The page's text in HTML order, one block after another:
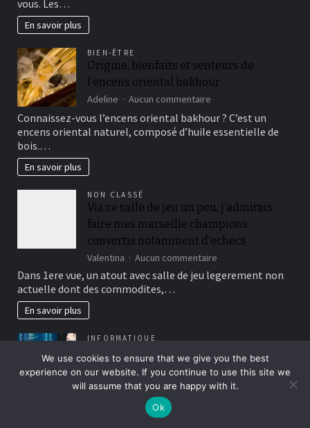
vous. Les…
En savoir plus
BIEN-ÊTRE
Origine, bienfaits et senteurs de
l’encens oriental bakhour
Adeline Aucun commentaire
bienfaits
et
Connaissez-vous l’encens oriental bakhour ? C’est un
encens oriental naturel, composé d’huile essentielle de
bois.…
En savoir plus
NON CLASSÉ
Via ce salle de jeu un peu, j’admirais
faire mes marseille champions
convertis notamment d’echecs
Valentina Aucun commentaire
ce
j’admirais
faire
mes
Dans 1ere vue, un atout avec salle de jeu legerement non
actuelle dont des commodites,…
En savoir plus
INFORMATIQUE
certifiés en france
Florent Aucun commentairesur
Dans un monde où la transformation numérique
s’accélère chaque jour, trouver un expert informatique
We use cookies to ensure that we give you the best
experience on our website. If you continue to use this site we
will assume that you are happy with it.
Ok